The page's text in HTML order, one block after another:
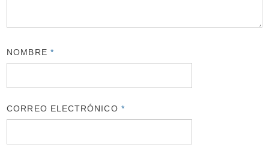
NOMBRE *
CORREO ELECTRÓNICO *